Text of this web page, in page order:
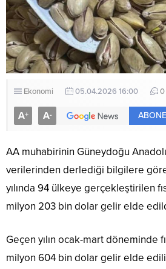
Ekonomi 05.04.2026 16:00 0
A+ A-
AA muhabirinin Güneydoğu
verilerinden derlediği bilgilere
yılında 94 ülkeye gerçekleştirilen
milyon 203 bin dolar gelir elde
Geçen yılın ocak-mart döneminde
milyon 604 bin dolar gelir elde